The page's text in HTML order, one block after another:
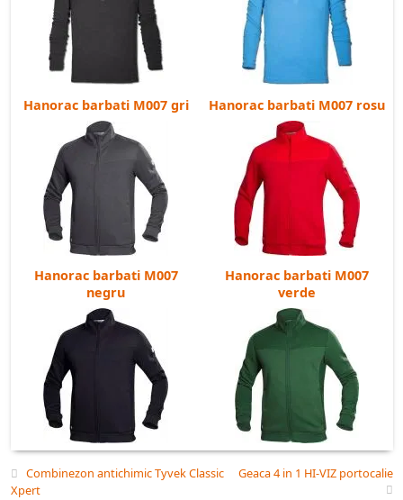
Echipament individual de protectie de constructie simpla impotriva
riscurilor minime;
Numarul de bucati intr-o cutie: 15 buc;
Greutatea cutiei: 13 kg
marimi: S - 3XL
Hanorace
170 -196 cm S XL
91-96 97-102 109-114 115-120 121-126
Nu stiti cum sa va masurati corect? Te sfatuim aici
Alte culori disponibile:
H5947
rosu
H5940
negru
H5943
Hanorac barbati M007 gri Hanorac barbati M007 rosu
Hanorac barbati M007
negru
Hanorac barbati M007
verde
Combinezon antichimic Tyvek Classic
Xpert
Geaca 4 in 1 HI-VIZ portocalie